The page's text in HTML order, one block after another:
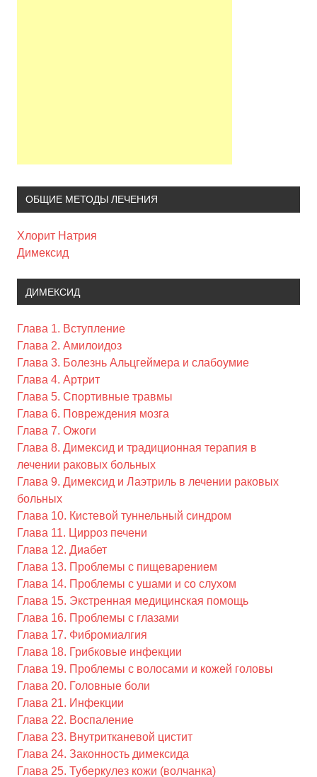
ОБЩИЕ МЕТОДЫ ЛЕЧЕНИЯ
Хлорит Натрия
Димексид
ДИМЕКСИД
Глава 1. Вступление
Глава 2. Амилоидоз
Глава 3. Болезнь Альцгеймера и слабоумие
Глава 4. Артрит
Глава 5. Спортивные травмы
Глава 6. Повреждения мозга
Глава 7. Ожоги
Глава 8. Димексид и традиционная терапия в
лечении раковых больных
Глава 9. Димексид и Лаэтриль в лечении раковых
больных
Глава 10. Кистевой туннельный синдром
Глава 11. Цирроз печени
Глава 12. Диабет
Глава 13. Проблемы с пищеварением
Глава 14. Проблемы с ушами и со слухом
Глава 15. Экстренная медицинская помощь
Глава 16. Проблемы с глазами
Глава 17. Фибромиалгия
Глава 18. Грибковые инфекции
Глава 19. Проблемы с волосами и кожей головы
Глава 20. Головные боли
Глава 21. Инфекции
Глава 22. Воспаление
Глава 23. Внутритканевой цистит
Глава 24. Законность димексида
Глава 25. Туберкулез кожи (волчанка)